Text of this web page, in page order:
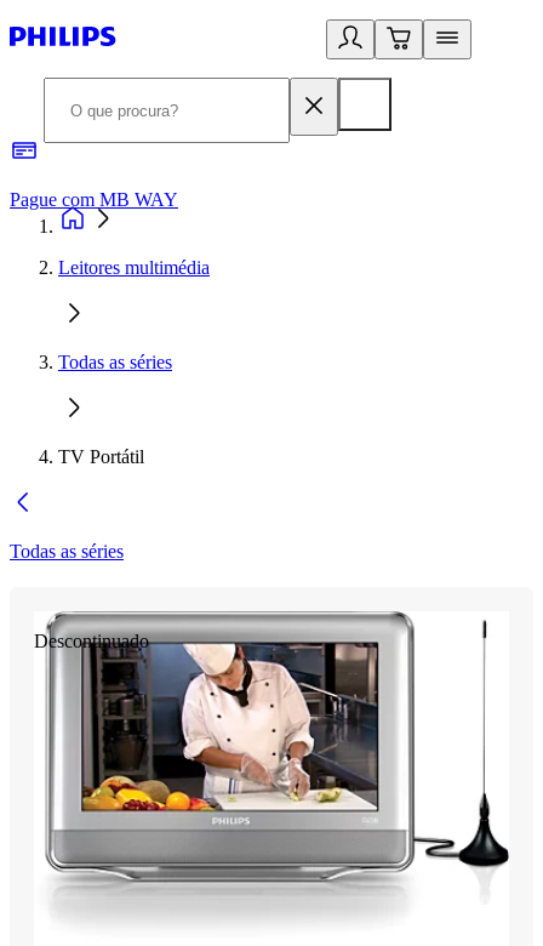
Pague com MB WAY
Leitores multimédia
Todas as séries
TV Portátil
Todas as séries
Descontinuado